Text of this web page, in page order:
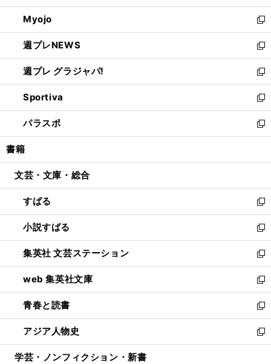
開
く
ウ
で
開
く
ン
ド
ウ
で
開
く
ウ
ィ
ン
ド
ウ
で
開
く
Myojo
新
し
い
ウ
ィ
ン
ド
ウ
で
開
週プレNEWS
新
し
い
ウ
ィ
ン
ド
ウ
開
週プレ グラジャパ!
新
し
い
ウ
ィ
ン
ウ
開
く
Sportiva
新
し
い
ウ
ン
ウ
で
開
く
パラスポ
新
し
ウ
ン
ド
ウ
で
開
く
書籍
文芸・文庫・総合
すばる
新
し
い
ウ
ィ
ン
ド
ウ
で
開
く
小説すばる
新
し
い
ウ
ィ
ン
ド
ウ
で
開
集英社 文芸ステーション
新
し
い
ウ
ィ
ン
ド
ウ
web 集英社文庫
新
し
い
ウ
ィ
ン
青春と読書
新
し
い
ウ
アジア人物史
新
し
学芸・ノンフィクション・新書